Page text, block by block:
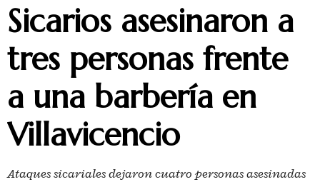
Sicarios asesinaron a
tres personas frente
a una barbería en
Villavicencio
Ataques sicariales dejaron cuatro personas asesinadas